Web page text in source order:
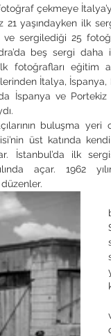
çekmeye
yaşındayken ilk
sergilediği 25
beş sergi
fotoğrafları eğitim
İtalya, İspanya,
İspanya ve Portekiz
buluşma yeri
üst katında
İstanbul’da ilk
açar. 1962